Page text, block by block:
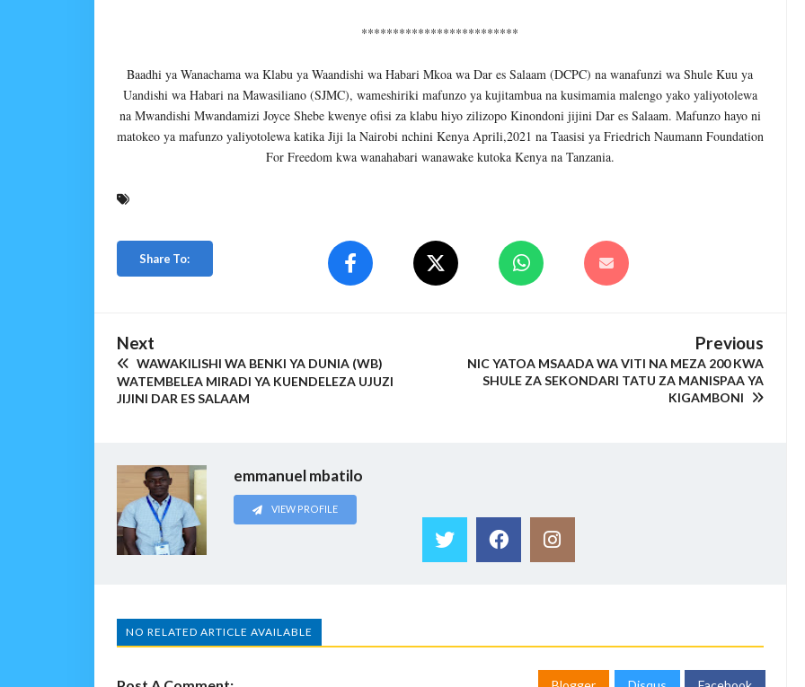
Nilitafuta Mtoto Kwa Zaidi Ya Miaka Saba Bila Mafanikio, Mpaka Tiba Ya Asili
NAIBU WAZIRI CHANDE ARIDHISHWA NA HUDUMA ZA TADB KWA WAKULIMA
OSCAR ASSENGA-Aug 06 2026
SERIKALI YASISITIZA USHINDANI WA HAKI KUCHOCHEA UKUAJI WA UCHUMI
Alex Sonna-Aug 06 2026
*************************
Baadhi ya Wanachama wa Klabu ya Waandishi wa Habari Mkoa wa Dar es Salaam (DCPC) na wanafunzi wa Shule Kuu ya
Uandishi wa Habari na Mawasiliano (SJMC), wameshiriki mafunzo ya kujitambua na kusimamia malengo yako yaliyotolewa
na Mwandishi Mwandamizi Joyce Shebe kwenye ofisi za klabu hiyo zilizopo Kinondoni jijini Dar es Salaam. Mafunzo hayo ni
matokeo ya mafunzo yaliyotolewa katika Jiji la Nairobi nchini Kenya Aprili,2021 na Taasisi ya Friedrich Naumann Foundation
For Freedom kwa wanahabari wanawake kutoka Kenya na Tanzania.
Share To:
Next
WAWAKILISHI WA BENKI YA DUNIA (WB)
WATEMBELEA MIRADI YA KUENDELEZA UJUZI
JIJINI DAR ES SALAAM
Previous
NIC YATOA MSAADA WA VITI NA MEZA 200 KWA
SHULE ZA SEKONDARI TATU ZA MANISPAA YA
KIGAMBONI
emmanuel mbatilo
VIEW PROFILE
NO RELATED ARTICLE AVAILABLE